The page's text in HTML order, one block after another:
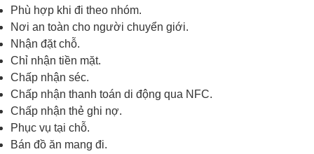
Phù hợp khi đi theo nhóm.
Nơi an toàn cho người chuyển giới.
Nhận đặt chỗ.
Chỉ nhận tiền mặt.
Chấp nhận séc.
Chấp nhận thanh toán di động qua NFC.
Chấp nhận thẻ ghi nợ.
Phục vụ tại chỗ.
Bán đồ ăn mang đi.